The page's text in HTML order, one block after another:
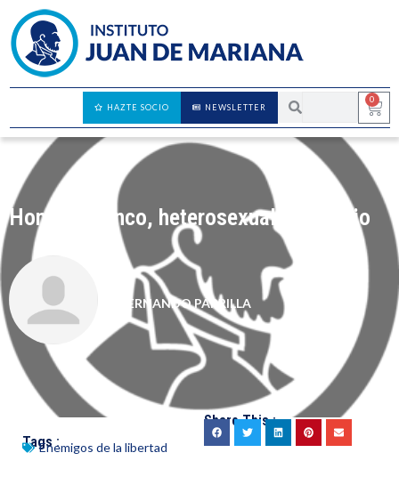
0
NEWSLETTER
HAZTE SOCIO
Hombre blanco, heterosexual y perplejo
FERNANDO PARRILLA
Tags :Enemigos de la libertad
Share This :